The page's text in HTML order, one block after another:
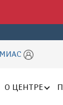
О ЦЕНТРЕ